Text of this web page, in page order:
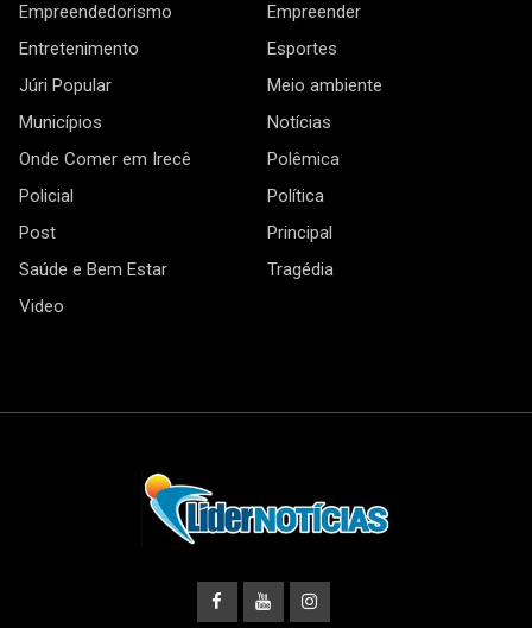
Empreendedorismo
Empreender
Entretenimento
Esportes
Júri Popular
Meio ambiente
Municípios
Notícias
Onde Comer em Irecê
Polêmica
Policial
Política
Post
Principal
Saúde e Bem Estar
Tragédia
Video